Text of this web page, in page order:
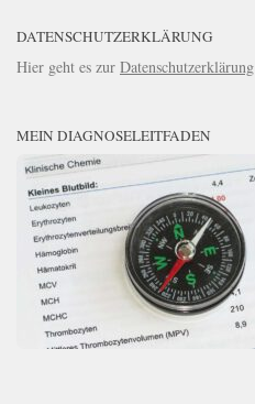
DATENSCHUTZERKLÄRUNG
Hier geht es zur Datenschutzerklärung
MEIN DIAGNOSELEITFADEN